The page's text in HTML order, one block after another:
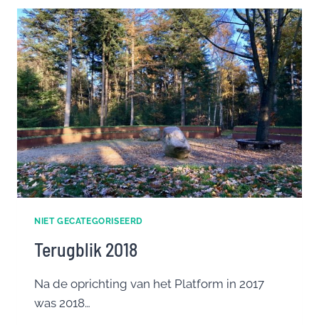
NIET GECATEGORISEERD
Terugblik 2018
Na de oprichting van het Platform in 2017
was 2018…